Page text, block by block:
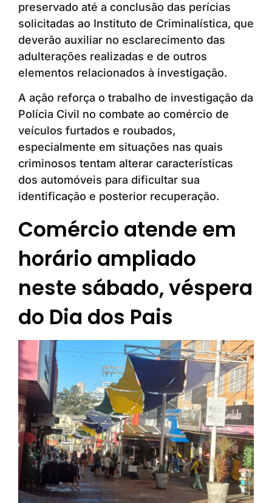
preservado até a conclusão das perícias
solicitadas ao Instituto de Criminalística, que
deverão auxiliar no esclarecimento das
adulterações realizadas e de outros
elementos relacionados à investigação.
A ação reforça o trabalho de investigação da
Polícia Civil no combate ao comércio de
veículos furtados e roubados,
especialmente em situações nas quais
criminosos tentam alterar características
dos automóveis para dificultar sua
identificação e posterior recuperação.
Comércio atende em
horário ampliado
neste sábado, véspera
do Dia dos Pais